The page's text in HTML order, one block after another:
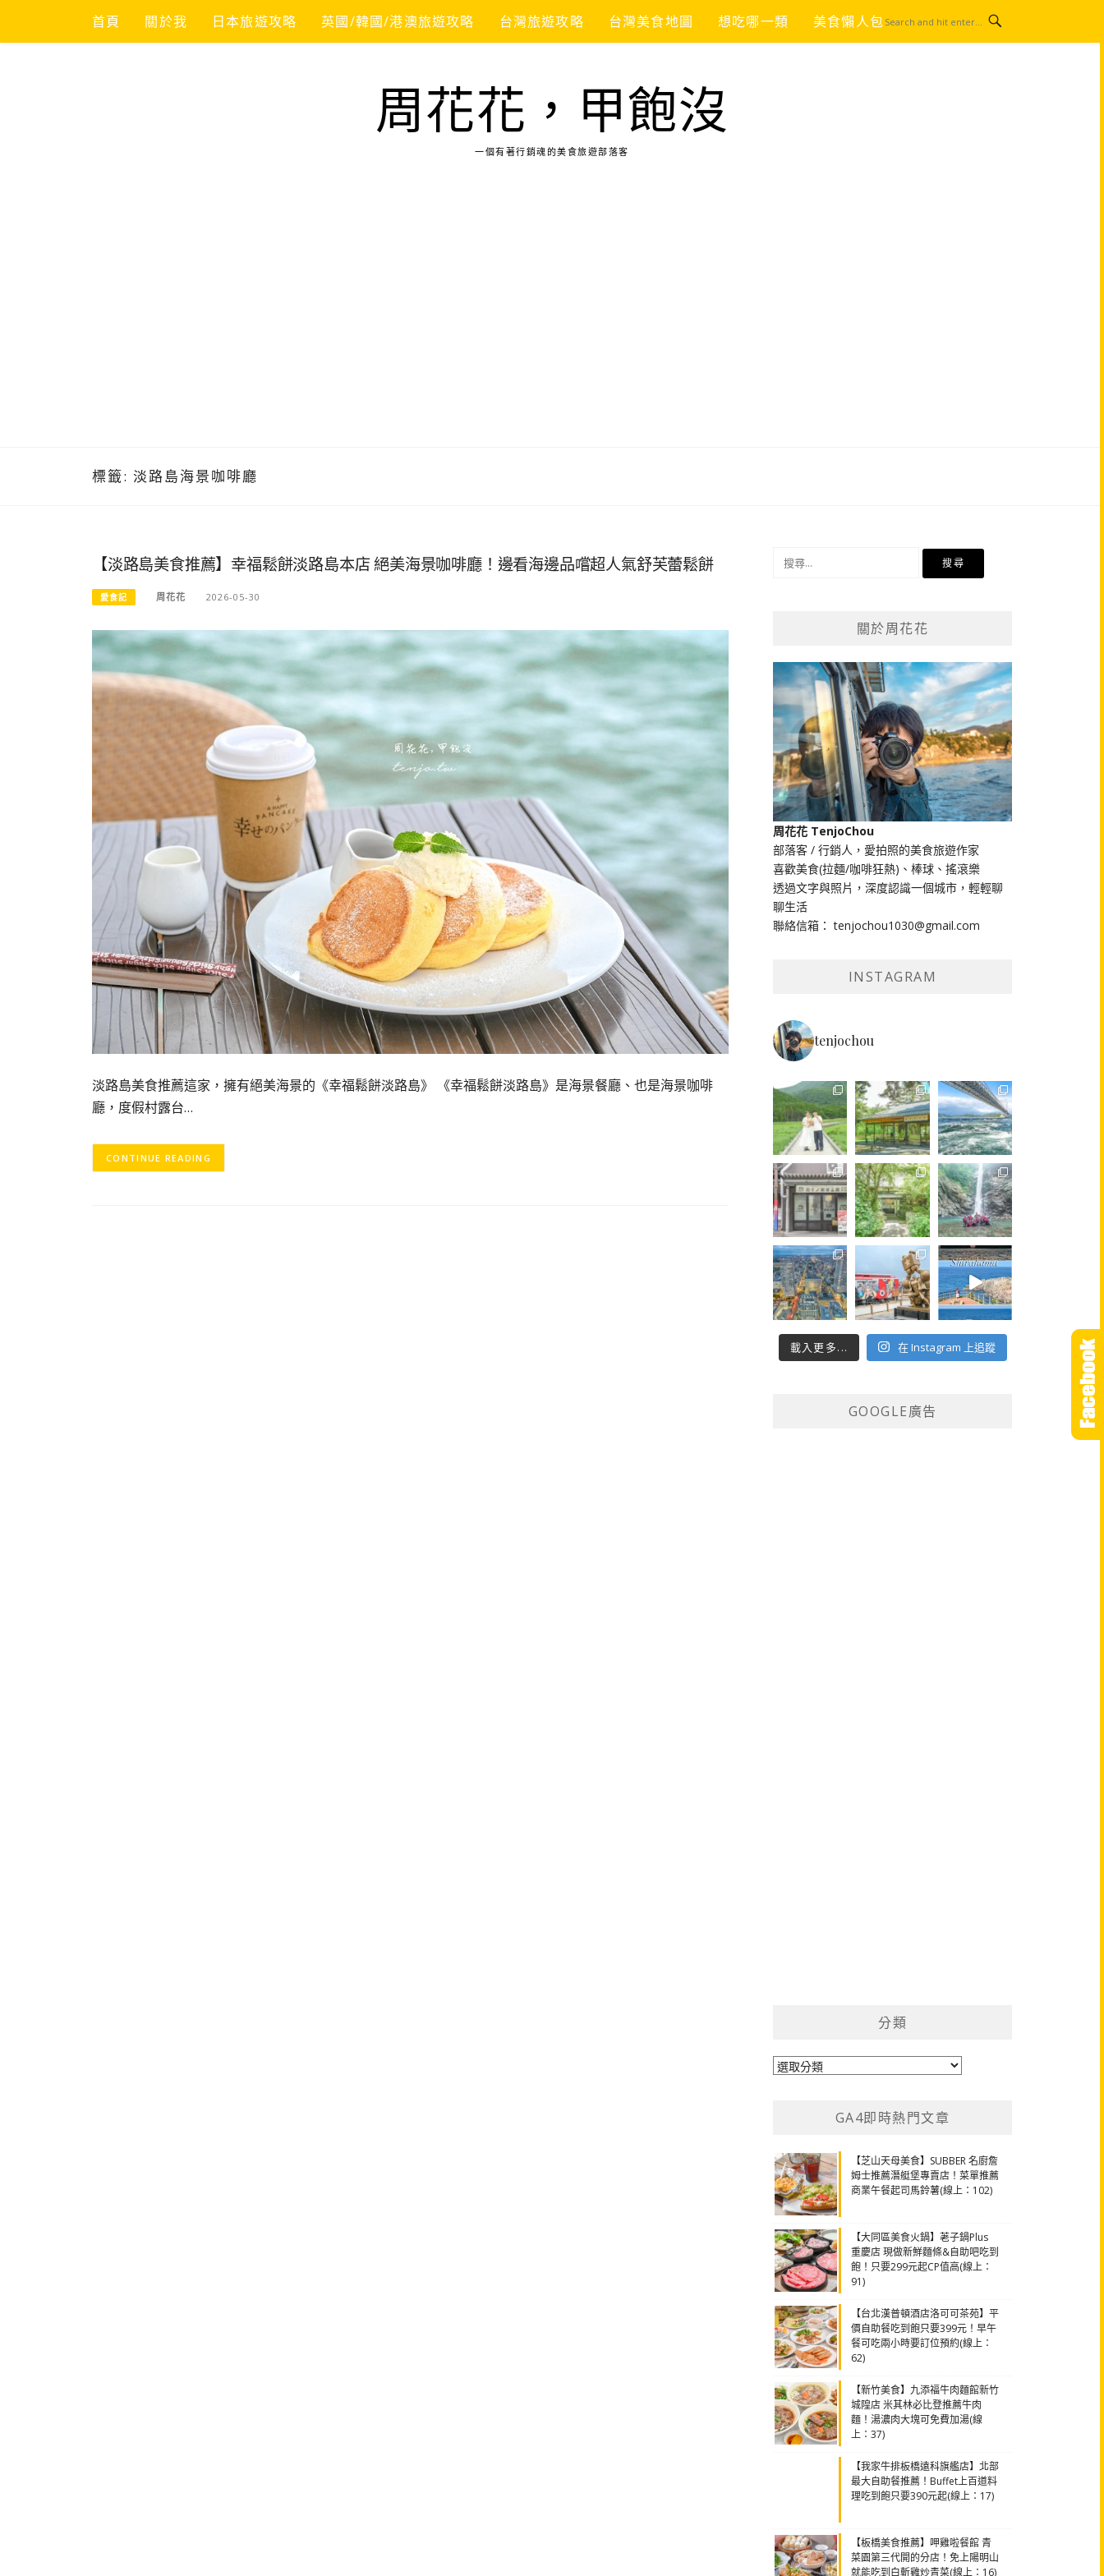
content
首頁 關於我 日本旅遊攻略 英國/韓國/港澳旅遊攻略 台灣旅遊攻略 台灣美食地圖 想吃哪一類 美食懶人包
周花花，甲飽沒
一個有著行銷魂的美食旅遊部落客
標籤: 淡路島海景咖啡廳
【淡路島美食推薦】幸福鬆餅淡路島本店 絕美海景咖啡廳！邊看海邊品嚐超人氣舒芙蕾鬆餅
愛食記 周花花 2026-05-30
淡路島美食推薦這家，擁有絕美海景的《幸福鬆餅淡路島》 《幸福鬆餅淡路島》是海景餐廳、也是海景咖啡
廳，度假村露台…
CONTINUE READING
關於周花花
周花花 TenjoChou
部落客 / 行銷人，愛拍照的美食旅遊作家
喜歡美食(拉麵/咖啡狂熱)、棒球、搖滾樂
透過文字與照片，深度認識一個城市，輕輕聊
聊生活
聯絡信箱： tenjochou1030@gmail.com
INSTAGRAM
tenjochou
載入更多... 在 Instagram 上追蹤
GOOGLE廣告
分類
分
GA4即時熱門文章
【芝山天母美食】SUBBER 名廚詹
姆士推薦潛艇堡專賣店！菜單推薦
商業午餐起司馬鈴薯(線上：102)
【大同區美食火鍋】荖子鍋Plus
重慶店 現做新鮮麵條&自助吧吃到
飽！只要299元起CP值高(線上：
91)
【台北漢普頓酒店洛可可茶苑】平
價自助餐吃到飽只要399元！早午
餐可吃兩小時要訂位預約(線上：
62)
【新竹美食】九添福牛肉麵館新竹
城隍店 米其林必比登推薦牛肉
麵！湯濃肉大塊可免費加湯(線
上：37)
【我家牛排板橋遠科旗艦店】北部
最大自助餐推薦！Buffet上百道料
理吃到飽只要390元起(線上：17)
【板橋美食推薦】呷雞啦餐館 青
菜園第三代開的分店！免上陽明山
就能吃到白斬雞炒青菜(線上：16)